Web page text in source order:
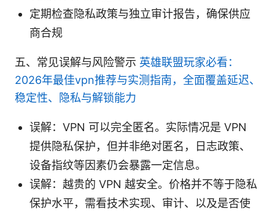
定期检查隐私政策与独立审计报告，确保供应
商合规
五、常见误解与风险警示 英雄联盟玩家必看：
2026年最佳vpn推荐与实测指南，全面覆盖延迟、
稳定性、隐私与解锁能力
误解：VPN 可以完全匿名。实际情况是 VPN
提供隐私保护，但并非绝对匿名，日志政策、
设备指纹等因素仍会暴露一定信息。
误解：越贵的 VPN 越安全。价格并不等于隐私
保护水平，需看技术实现、审计、以及是否使